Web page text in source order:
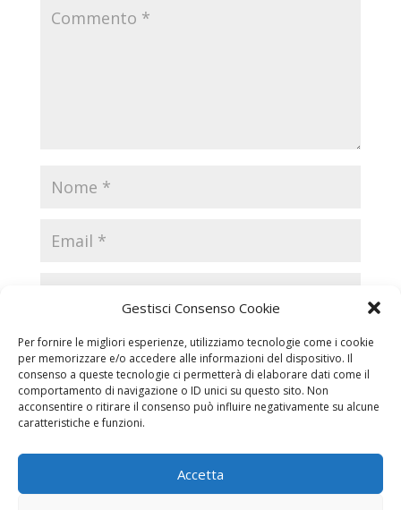
Gestisci Consenso Cookie
Per fornire le migliori esperienze, utilizziamo tecnologie come i cookie
per memorizzare e/o accedere alle informazioni del dispositivo. Il
consenso a queste tecnologie ci permetterà di elaborare dati come il
comportamento di navigazione o ID unici su questo sito. Non
acconsentire o ritirare il consenso può influire negativamente su alcune
caratteristiche e funzioni.
Accetta